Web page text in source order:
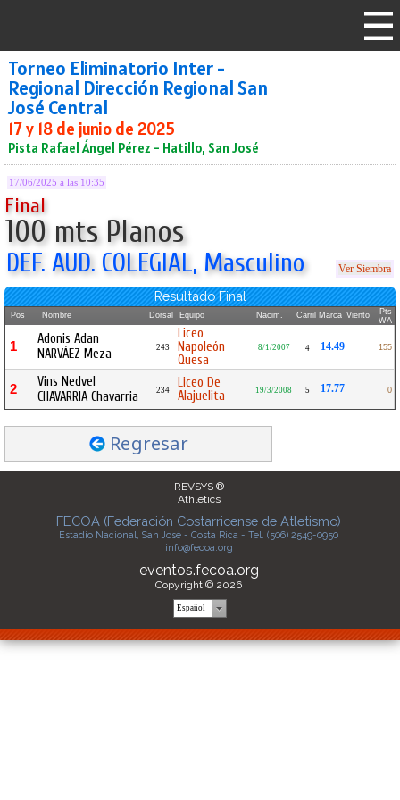
Torneo Eliminatorio Inter -
Regional Dirección Regional San
José Central
17 y 18 de junio de 2025
Pista Rafael Ángel Pérez - Hatillo, San José
17/06/2025 a las 10:35
Final
100 mts Planos
DEF. AUD. COLEGIAL, Masculino Ver Siembra
Resultado Final
Pos Nombre Dorsal Equipo Nacim. Carril Marca Viento
Pts
WA
1
Adonis Adan
NARVÁEZ Meza
243
Liceo
Napoleón
Quesa
8/1/2007 4 14.49 155
2
Vins Nedvel
CHAVARRIA Chavarria
234
Liceo De
Alajuelita
19/3/2008 5 17.77 0
Regresar
REVSYS ®
Athletics
FECOA (Federación Costarricense de Atletismo)
Estadio Nacional, San José - Costa Rica - Tel. (506) 2549-0950
info@fecoa.org
eventos.fecoa.org
Copyright © 2026